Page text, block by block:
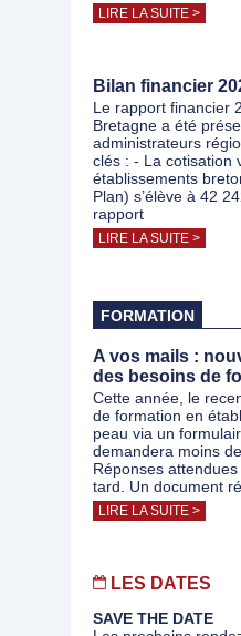
LIRE LA SUITE >
Bilan financier
Le rapport financier
Bretagne a été
administrateurs
clés : - La cotisation
établissements
Plan) s’élève à 42
rapport
LIRE LA SUITE >
FORMATION
A vos mails :
des besoins de
Cette année, le
de formation en
peau via un
demandera moins
Réponses
tard. Un document
LIRE LA SUITE >
LES DATES
SAVE THE DATE